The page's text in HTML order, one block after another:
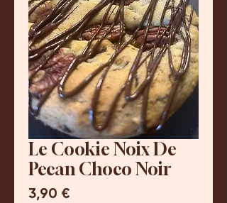
Le Cookie Noix De
Pecan Choco Noir
3,90 €